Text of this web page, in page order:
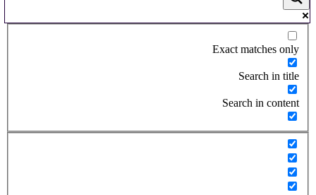
Exact matches only
Search in title
Search in content